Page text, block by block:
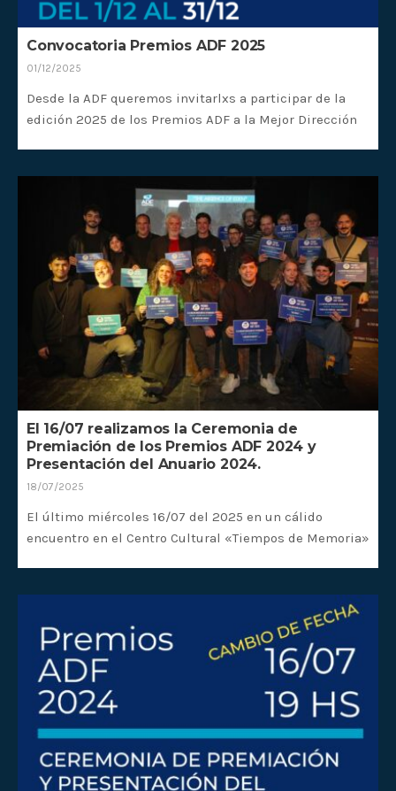
Convocatoria Premios ADF 2025
01/12/2025
Desde la ADF queremos invitarlxs a participar de la
edición 2025 de los Premios ADF a la Mejor Dirección
el 31/12 de 2025 a través de nuestra web.
Es una satisfacción para nosotrxs el poder reunirnos
alrededor de nuestro trabajo como directorxs de
fotografía para festejarlo y dar valor a nuestra labor.
El 16/07 realizamos la Ceremonia de
Premiación de los Premios ADF 2024 y
Presentación del Anuario 2024.
18/07/2025
El último miércoles 16/07 del 2025 en un cálido
encuentro en el Centro Cultural «Tiempos de Memoria»